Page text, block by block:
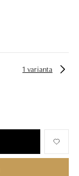
1 varianta